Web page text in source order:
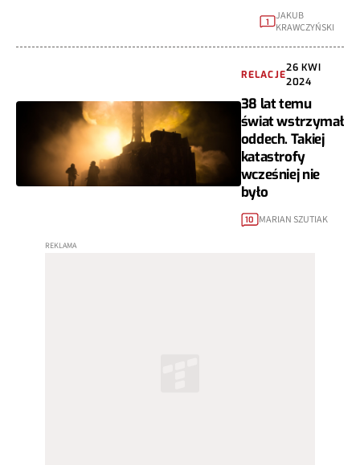
1
JAKUB
KRAWCZYŃSKI
RELACJE
26 KWI
2024
38 lat temu
świat wstrzymał
oddech. Takiej
katastrofy
wcześniej nie
było
10 MARIAN SZUTIAK